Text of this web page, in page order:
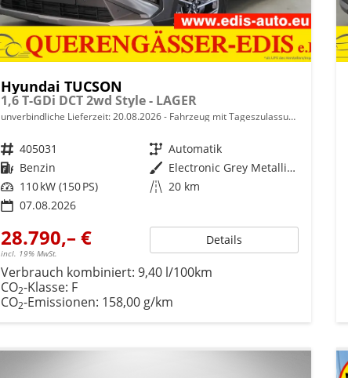
Hyundai TUCSON
1,6 T-GDi DCT 2wd Style - LAGER
unverbindliche Lieferzeit:20.08.2026 Fahrzeug mit Tageszulassung
Fahrzeugnr. 405031 Getriebe Automatik
Kraftstoff Benzin Außenfarbe
Electronic Grey Metallic ()
Leistung 110 kW (150 PS) Kilometerstand 20 km
07.08.2026
28.790,– €
incl. 19% MwSt.
Details
Verbrauch kombiniert: 9,40 l/100km
CO2-Klasse: F
CO2-Emissionen: 158,00 g/km